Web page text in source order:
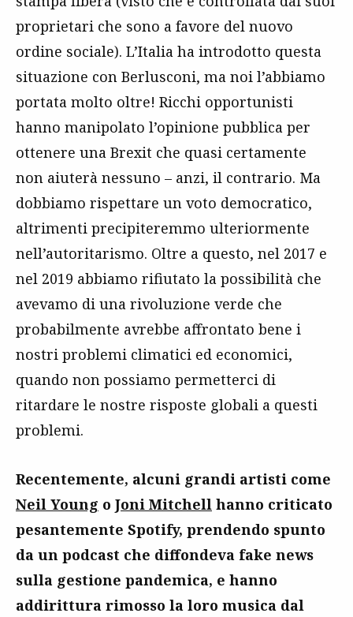
proprietari che sono a favore del nuovo
ordine sociale). L’Italia ha introdotto questa
situazione con Berlusconi, ma noi l’abbiamo
portata molto oltre! Ricchi opportunisti
hanno manipolato l’opinione pubblica per
ottenere una Brexit che quasi certamente
non aiuterà nessuno – anzi, il contrario. Ma
dobbiamo rispettare un voto democratico,
altrimenti precipiteremmo ulteriormente
nell’autoritarismo. Oltre a questo, nel 2017 e
nel 2019 abbiamo rifiutato la possibilità che
avevamo di una rivoluzione verde che
probabilmente avrebbe affrontato bene i
nostri problemi climatici ed economici,
quando non possiamo permetterci di
ritardare le nostre risposte globali a questi
problemi.
Recentemente, alcuni grandi artisti come
Neil Young o Joni Mitchell hanno criticato
pesantemente Spotify, prendendo spunto
da un podcast che diffondeva fake news
sulla gestione pandemica, e hanno
addirittura rimosso la loro musica dal